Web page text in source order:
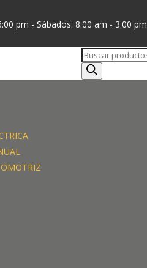
pm - Sábados: 8:00 am - 3:00 pm
Búsqueda
de
productos